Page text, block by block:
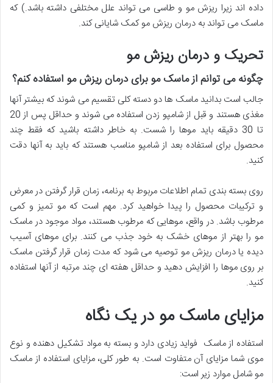
داده اند زیرا ریزش مو و طاسی می تواند علل مختلفی داشته باشد.) که
ماسک می تواند به درمان ریزش مو کمک شایانی کند.
تحریک و درمان ریزش مو
چگونه می توانم از ماسک مو برای درمان ریزش مو استفاده کنم؟
جالب است بدانید ماسک ها دو دسته کلی تقسیم می شوند که بیشتر آنها
مغذی هستند و قبل از شامپو زدن استفاده می شوند و حداقل پس از 20
تا 30 دقیقه باید موها را شست. به خاطر داشته باشید که فقط چند
محصول برای استفاده بعد از شامپو مناسب هستند که باید به آنها دقت
کنید.
روی بسته بندی تمام اطلاعات مربوط به برنامه، زمان قرار گرفتن در معرض
و ترکیبات محصول را پیدا خواهید کرد. مهم است که مو تمیز و کمی
مرطوب باشد. در واقع، موهایی که مرطوب هستند، مواد موجود در ماسک
مو را بهتر از موهای خشک به خود جذب می کنند. برای موهای آسیب
دیده یا درمان ریزش مو توصیه می شود که مدت زمان قرار گرفتن ماسک
بر روی موها را افزایش دهید و حداقل هفته ای چند مرتبه از آنها استفاده
کنید.
مزایای ماسک مو در یک نگاه
استفاده از ماسک فواید زیادی دارد و بسته به مواد تشکیل دهنده و نوع
موی شما مزایای آن متفاوت است. به طور کلی، مزایای استفاده از ماسک
مو شامل موارد زیر است: